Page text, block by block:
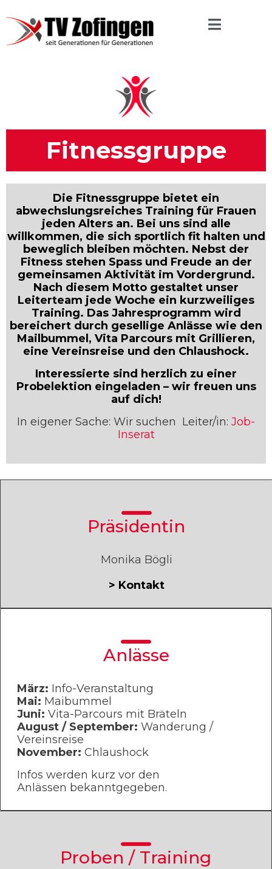
Fitnessgruppe
Die Fitnessgruppe bietet ein
abwechslungsreiches Training für Frauen
jeden Alters an. Bei uns sind alle
willkommen, die sich sportlich fit halten und
beweglich bleiben möchten. Nebst der
Fitness stehen Spass und Freude an der
gemeinsamen Aktivität im Vordergrund.
Nach diesem Motto gestaltet unser
Leiterteam jede Woche ein kurzweiliges
Training. Das Jahresprogramm wird
bereichert durch gesellige Anlässe wie den
Mailbummel, Vita Parcours mit Grillieren,
eine Vereinsreise und den Chlaushock.
Interessierte sind herzlich zu einer
Probelektion eingeladen – wir freuen uns
auf dich!
In eigener Sache: Wir suchen Leiter/in: Job-
Inserat
Präsidentin
Monika Bögli
> Kontakt
Anlässe
März: Info-Veranstaltung
Mai: Maibummel
Juni: Vita-Parcours mit Bräteln
August / September: Wanderung /
Vereinsreise
November: Chlaushock
Infos werden kurz vor den
Anlässen bekanntgegeben.
Proben / Training